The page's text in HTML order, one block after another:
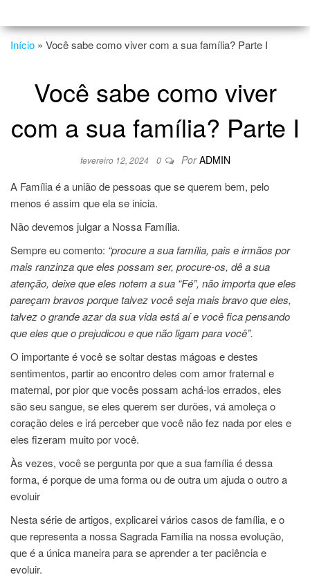
Início » Você sabe como viver com a sua família? Parte I
Você sabe como viver
com a sua família? Parte I
fevereiro 12, 2024 0 Por ADMIN
A Família é a união de pessoas que se querem bem, pelo
menos é assim que ela se inicia.
Não devemos julgar a Nossa Família.
Sempre eu comento: “procure a sua família, pais e irmãos por
mais ranzinza que eles possam ser, procure-os, dê a sua
atenção, deixe que eles notem a sua “Fé”, não importa que eles
pareçam bravos porque talvez você seja mais bravo que eles,
talvez o grande azar da sua vida está aí e você fica pensando
que eles que o prejudicou e que não ligam para você”.
O importante é você se soltar destas mágoas e destes
sentimentos, partir ao encontro deles com amor fraternal e
maternal, por pior que vocês possam achá-los errados, eles
são seu sangue, se eles querem ser durões, vá amoleça o
coração deles e irá perceber que você não fez nada por eles e
eles fizeram muito por você.
Às vezes, você se pergunta por que a sua família é dessa
forma, é porque de uma forma ou de outra um ajuda o outro a
evoluir
Nesta série de artigos, explicarei vários casos de família, e o
que representa a nossa Sagrada Família na nossa evolução,
que é a única maneira para se aprender a ter paciência e
evoluir.